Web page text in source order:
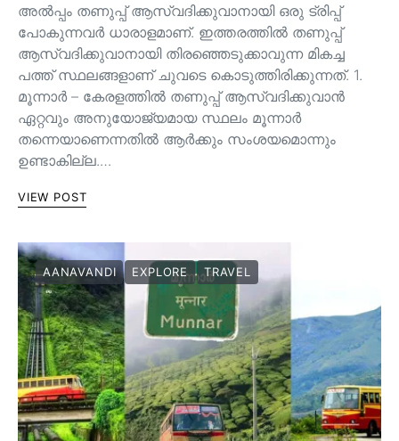
അൽപ്പം തണുപ്പ് ആസ്വദിക്കുവാനായി ഒരു ട്രിപ്പ്
പോകുന്നവർ ധാരാളമാണ്. ഇത്തരത്തിൽ തണുപ്പ്
ആസ്വദിക്കുവാനായി തിരഞ്ഞെടുക്കാവുന്ന മികച്ച
പത്ത് സ്ഥലങ്ങളാണ് ചുവടെ കൊടുത്തിരിക്കുന്നത്. 1.
മൂന്നാർ – കേരളത്തിൽ തണുപ്പ് ആസ്വദിക്കുവാൻ
ഏറ്റവും അനുയോജ്യമായ സ്ഥലം മൂന്നാർ
തന്നെയാണെന്നതിൽ ആർക്കും സംശയമൊന്നും
ഉണ്ടാകില്ല.…
VIEW POST
AANAVANDI EXPLORE TRAVEL